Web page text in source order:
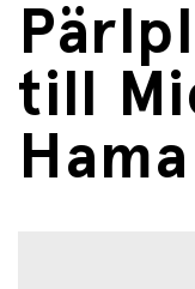
till
Hama